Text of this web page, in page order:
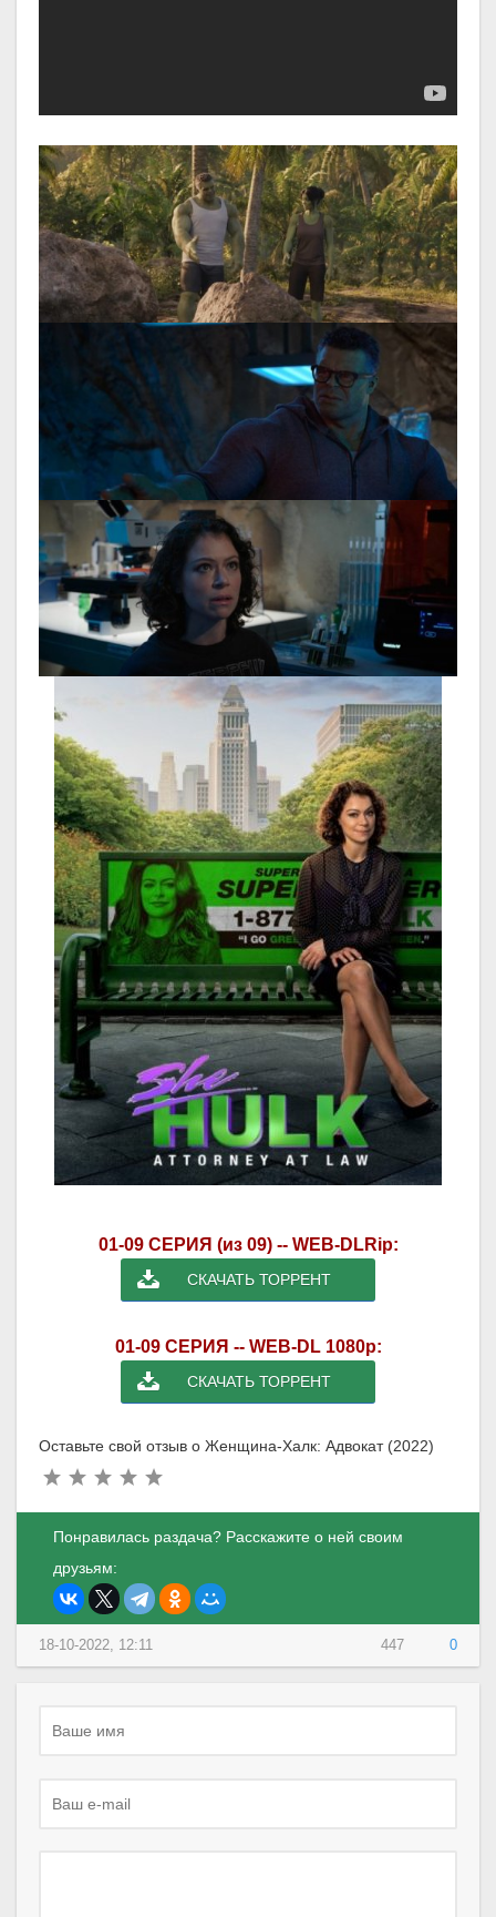
01-09 СЕРИЯ (из 09) -- WEB-DLRip:
СКАЧАТЬ ТОРРЕНТ
01-09 СЕРИЯ -- WEB-DL 1080p:
СКАЧАТЬ ТОРРЕНТ
Оставьте свой отзыв о Женщина-Халк: Адвокат (2022)
Понравилась раздача? Расскажите о ней своим
друзьям:
447 0
18-10-2022, 12:11